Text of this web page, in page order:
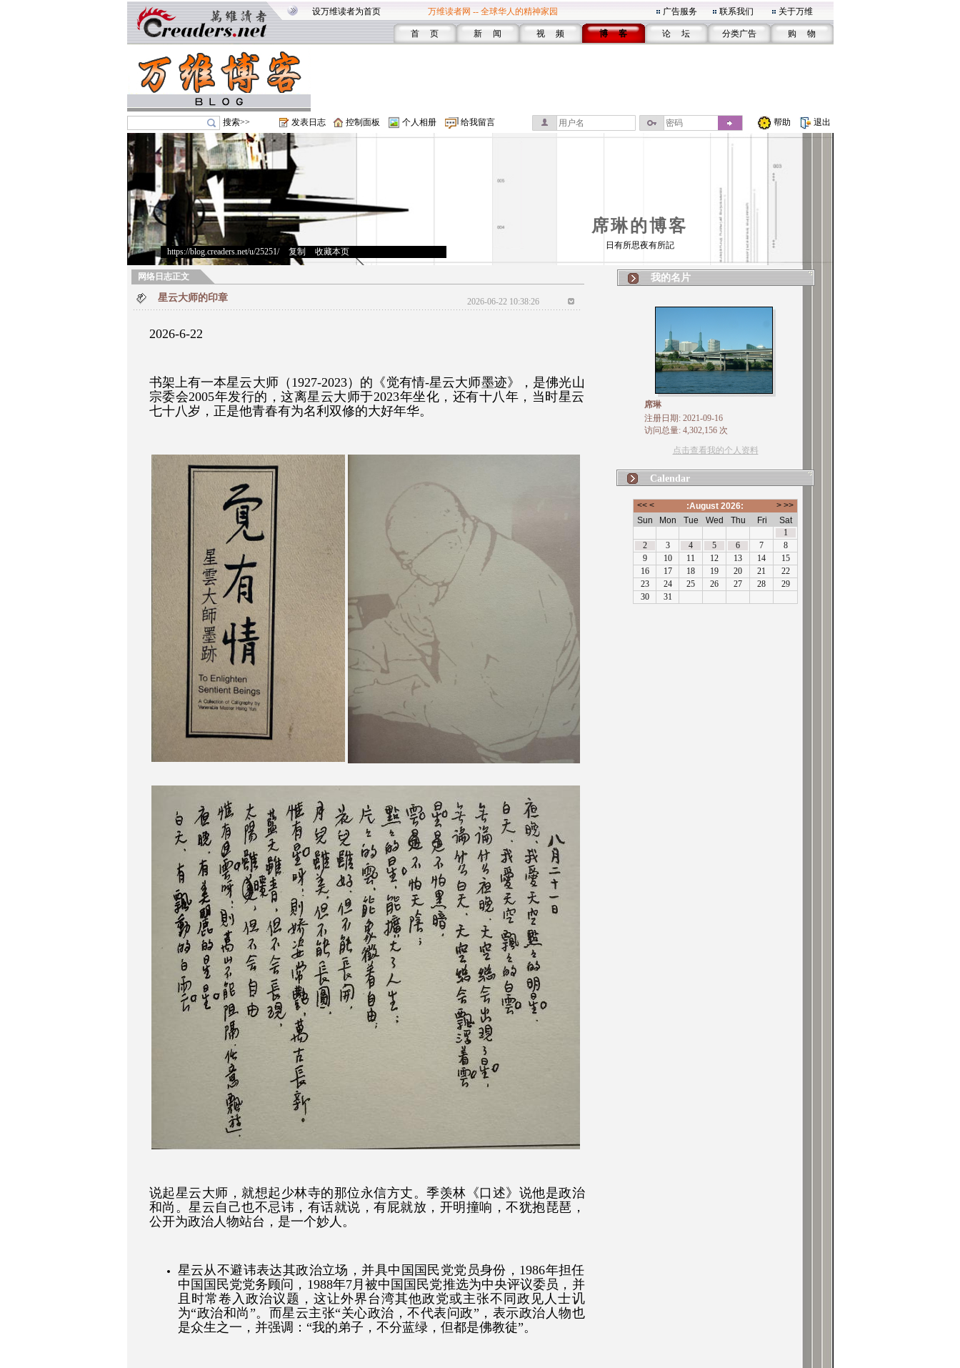
设万维读者为首页 万维读者网 -- 全球华人的精神家园 广告服务 联系我们 关于万维
首 页 新 闻 视 频 博 客 论 坛 分类广告 购 物
搜索>> 发表日志 控制面板 个人相册 给我留言 帮助 退出
席琳的博客
https://blog.creaders.net/u/25251/> 复制 收藏本页
日有所思夜有所記
网络日志正文
星云大师的印章 2026-06-22 10:38:26
2026-6-22
书架上有一本星云大师（1927-2023）的《觉有情-星云大师墨迹》，是佛光山
宗委会2005年发行的，这离星云大师于2023年坐化，还有十八年，当时星云
七十八岁，正是他青春有为名利双修的大好年华。
说起星云大师，就想起少林寺的那位永信方丈。季羡林《口述》说他是政治
和尚。星云自己也不忌讳，有话就说，有屁就放，开明撞响，不犹抱琵琶，
公开为政治人物站台，是一个妙人。
星云从不避讳表达其政治立场，并具中国国民党党员身份，1986年担任
中国国民党党务顾问，1988年7月被中国国民党推选为中央评议委员，并
且时常卷入政治议题，这让外界台湾其他政党或主张不同政见人士讥
为“政治和尚”。而星云主张“关心政治，不代表问政”，表示政治人物也
是众生之一，并强调：“我的弟子，不分蓝绿，但都是佛教徒”。
我的名片
席琳
注册日期: 2021-09-16
访问总量: 4,302,156 次
点击查看我的个人资料
Calendar